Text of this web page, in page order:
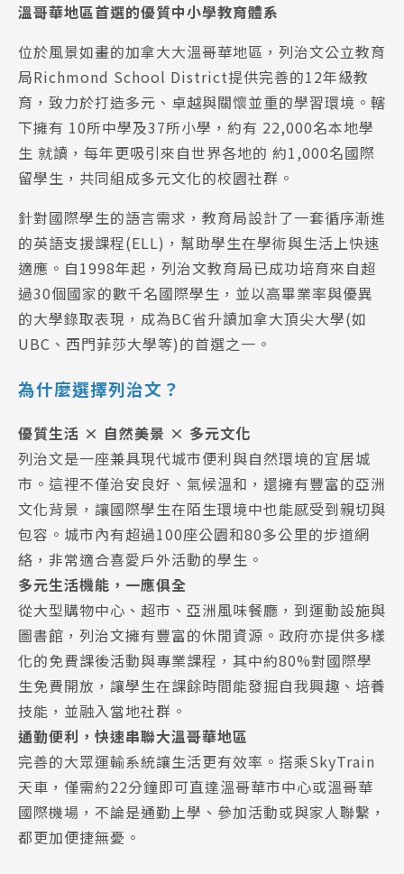
溫哥華地區首選的優質中小學教育體系
位於風景如畫的加拿大大溫哥華地區，列治文公立教育
局Richmond School District提供完善的12年級教
育，致力於打造多元、卓越與關懷並重的學習環境。轄
下擁有 10所中學及37所小學，約有 22,000名本地學
生 就讀，每年更吸引來自世界各地的 約1,000名國際
留學生，共同組成多元文化的校園社群。
針對國際學生的語言需求，教育局設計了一套循序漸進
的英語支援課程(ELL)，幫助學生在學術與生活上快速
適應。自1998年起，列治文教育局已成功培育來自超
過30個國家的數千名國際學生，並以高畢業率與優異
的大學錄取表現，成為BC省升讀加拿大頂尖大學(如
UBC、西門菲莎大學等)的首選之一。
為什麼選擇列治文？
優質生活 × 自然美景 × 多元文化
列治文是一座兼具現代城市便利與自然環境的宜居城
市。這裡不僅治安良好、氣候溫和，還擁有豐富的亞洲
文化背景，讓國際學生在陌生環境中也能感受到親切與
包容。城市內有超過100座公園和80多公里的步道網
絡，非常適合喜愛戶外活動的學生。
多元生活機能，一應俱全
從大型購物中心、超市、亞洲風味餐廳，到運動設施與
圖書館，列治文擁有豐富的休閒資源。政府亦提供多樣
化的免費課後活動與專業課程，其中約80%對國際學
生免費開放，讓學生在課餘時間能發掘自我興趣、培養
技能，並融入當地社群。
通勤便利，快速串聯大溫哥華地區
完善的大眾運輸系統讓生活更有效率。搭乘SkyTrain
天車，僅需約22分鐘即可直達溫哥華市中心或溫哥華
國際機場，不論是通勤上學、參加活動或與家人聯繫，
都更加便捷無憂。